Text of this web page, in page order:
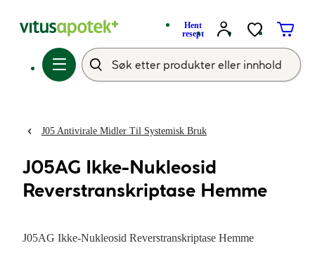
Hent
resept
J05 Antivirale Midler Til Systemisk Bruk
J05AG Ikke-Nukleosid
Reverstranskriptase Hemme
J05AG Ikke-Nukleosid Reverstranskriptase Hemme